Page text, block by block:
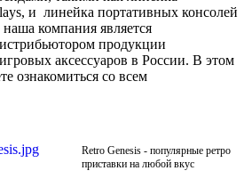
и линейка портативных консолей
компания является
продукции
аксессуаров в России. В этом
ознакомиться со всем
Retro Genesis - популярные ретро
приставки на любой вкус